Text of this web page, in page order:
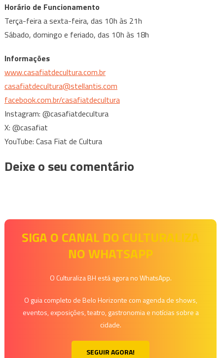
Horário de Funcionamento
Terça-feira a sexta-feira, das 10h às 21h
Sábado, domingo e feriado, das 10h às 18h
Informações
www.casafiatdecultura.com.br
casafiatdecultura@stellantis.com
facebook.com.br/casafiatdecultura
Instagram: @casafiatdecultura
X: @casafiat
YouTube: Casa Fiat de Cultura
Deixe o seu comentário
SIGA O CANAL DO CULTURALIZA
NO WHATSAPP
O Culturaliza BH está agora no WhatsApp.
O guia completo de Belo Horizonte com agenda de shows,
eventos, exposições, teatro, gastronomia e notícias sobre a
cidade.
SEGUIR AGORA!